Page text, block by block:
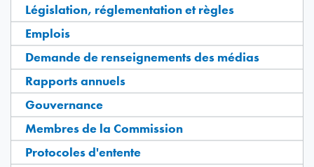
Législation, réglementation et règles
Emplois
Demande de renseignements des médias
Rapports annuels
Gouvernance
Membres de la Commission
Protocoles d'entente